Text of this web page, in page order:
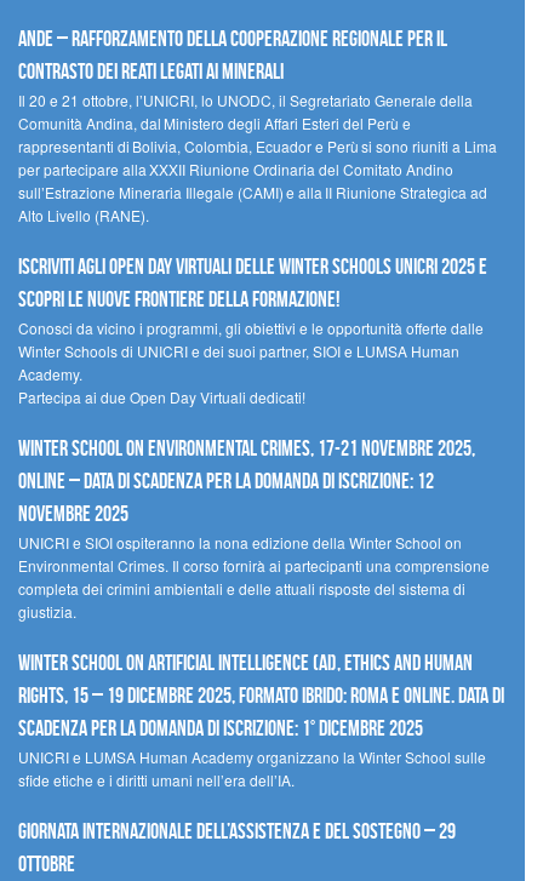
Ande – Rafforzamento della cooperazione regionale per il
contrasto dei reati legati ai minerali
Il 20 e 21 ottobre, l’UNICRI, lo UNODC, il Segretariato Generale della
Comunità Andina, dal Ministero degli Affari Esteri del Perù e
rappresentanti di Bolivia, Colombia, Ecuador e Perù si sono riuniti a Lima
per partecipare alla XXXII Riunione Ordinaria del Comitato Andino
sull’Estrazione Mineraria Illegale (CAMI) e alla II Riunione Strategica ad
Alto Livello (RANE).
Iscriviti agli Open Day Virtuali delle Winter Schools UNICRI 2025 e
scopri le nuove frontiere della formazione!
Conosci da vicino i programmi, gli obiettivi e le opportunità offerte dalle
Winter Schools di UNICRI e dei suoi partner, SIOI e LUMSA Human
Academy.
Partecipa ai due Open Day Virtuali dedicati!
Winter School on Environmental Crimes, 17-21 novembre 2025,
Online – Data di scadenza per la domanda di iscrizione: 12
novembre 2025
UNICRI e SIOI ospiteranno la nona edizione della Winter School on
Environmental Crimes. Il corso fornirà ai partecipanti una comprensione
completa dei crimini ambientali e delle attuali risposte del sistema di
giustizia.
Winter School on Artificial Intelligence (AI), Ethics and Human
Rights, 15 – 19 dicembre 2025, Formato Ibrido: Roma e online. Data di
scadenza per la domanda di iscrizione: 1° dicembre 2025
UNICRI e LUMSA Human Academy organizzano la Winter School sulle
sfide etiche e i diritti umani nell’era dell’IA.
Giornata internazionale dell’assistenza e del sostegno – 29
ottobre